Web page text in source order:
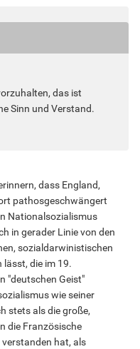
das ist
Sinn und Verstand.
dass England,
pathosgeschwängert
Nationalsozialismus
in gerader Linie von den
sozialdarwinistischen
lässt, die im 19.
"deutschen Geist"
wie seiner
stets als die große,
die Französische
hat, als